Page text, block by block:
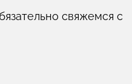
свяжемся с